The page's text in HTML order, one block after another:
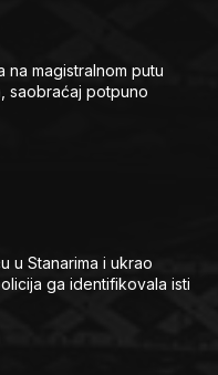
na magistralnom putu
saobraćaj potpuno
u Stanarima i ukrao
ga identifikovala isti